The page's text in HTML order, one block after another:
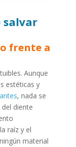
salvar
frente a
Aunque
estéticas y
, nada se
diente
raíz y el
material